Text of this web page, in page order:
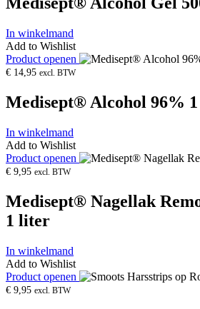
In winkelmand
Add to Wishlist
Product openen
€ 14,95 excl. BTW
Medisept® Alcohol 96%
In winkelmand
Add to Wishlist
Product openen
€ 9,95 excl. BTW
Medisept® Nagellak
1 liter
In winkelmand
Add to Wishlist
Product openen
€ 9,95 excl. BTW